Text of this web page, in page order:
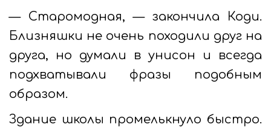
— Старомодная, — закончила Коди.
Близняшки не очень походили друг на
друга, но думали в унисон и всегда
подхватывали фразы подобным
образом.
Здание школы промелькнуло быстро.